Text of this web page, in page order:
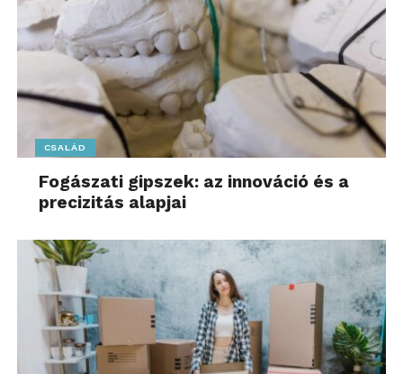
CSALÁD
Fogászati gipszek: az innováció és a
precizitás alapjai